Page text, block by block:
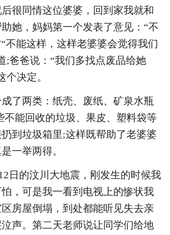
很同情这位婆婆，回到家我就和
她，妈妈第一个发表了意见：“不
不能这样，这样老婆婆会觉得我们
;爸爸说：“我们多找点废品给她
个决定。
了两类：纸壳、废纸、矿泉水瓶
不能回收的垃圾、果皮、塑料袋等
到垃圾箱里;这样既帮助了老婆婆
一举两得。
日的汶川大地震，刚发生的时候我
，可是我一看到电视上的惨状我
房屋倒塌，到处都能听见失去亲
声。第二天老师说让同学们给地